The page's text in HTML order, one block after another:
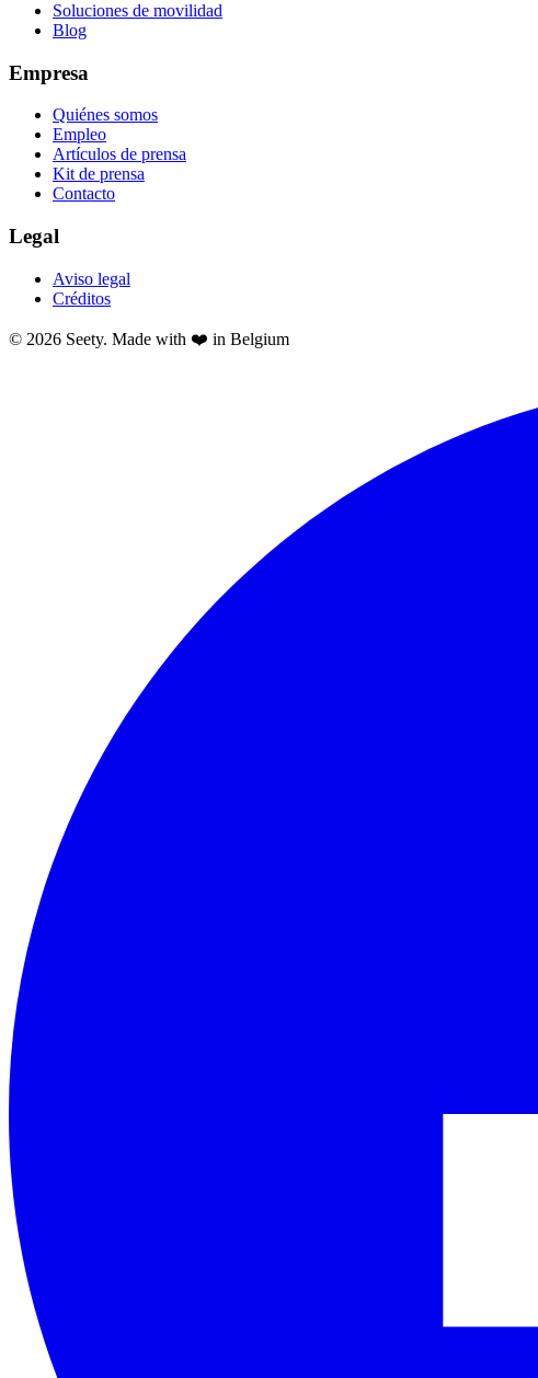
Soluciones de movilidad
Blog
Empresa
Quiénes somos
Empleo
Artículos de prensa
Kit de prensa
Contacto
Legal
Aviso legal
Créditos
© 2026 Seety. Made with ❤️ in Belgium